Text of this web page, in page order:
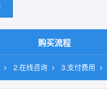
购买流程
2.在线咨询 3.支付费用